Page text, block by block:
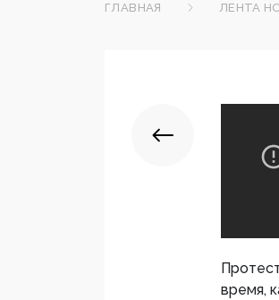
ГЛАВНАЯ ЛЕНТА
время,